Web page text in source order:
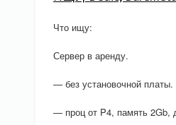
Что ищу:
Сервер в аренду.
— без установочной платы.
— проц от P4, память 2Gb,